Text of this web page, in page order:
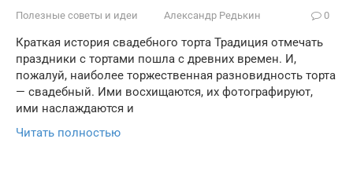
Полезные советы и идеи Александр Редькин 0
Краткая история свадебного торта Традиция отмечать
праздники с тортами пошла с древних времен. И,
пожалуй, наиболее торжественная разновидность торта
— свадебный. Ими восхищаются, их фотографируют,
ими наслаждаются и
Читать полностью